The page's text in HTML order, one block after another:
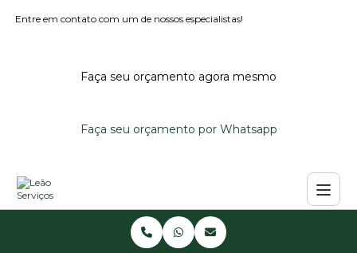
Entre em contato com um de nossos especialistas!
Faça seu orçamento agora mesmo
Faça seu orçamento por Whatsapp